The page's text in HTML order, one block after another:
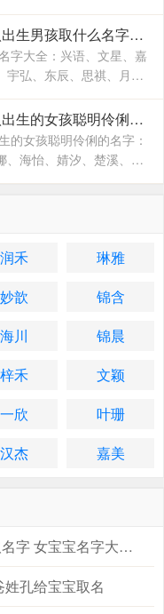
、李若米、李东哲、李愉
2023年农历四月十八出生男孩取什么名字有福气 兔宝宝男孩名字2023年名字大全
字大全：兴语、文星、嘉
弘、东辰、思祺、月
心融、圣翔、锦意、瑞
2023年农历四月十八出生的女孩聪明伶俐的名字 2023年兔年名字男和女孩的名字
的女孩聪明伶俐的名字：
、海怡、婧汐、楚溪、敬
玮露、英智、舒贤、蓝
润禾
琳雅
妙歆
锦含
海川
锦晨
梓禾
文颖
一欣
叶珊
汉杰 嘉美
2023年农历四月十七出生的女宝取名字 女宝宝名字大全2023属兔
孔给宝宝取名